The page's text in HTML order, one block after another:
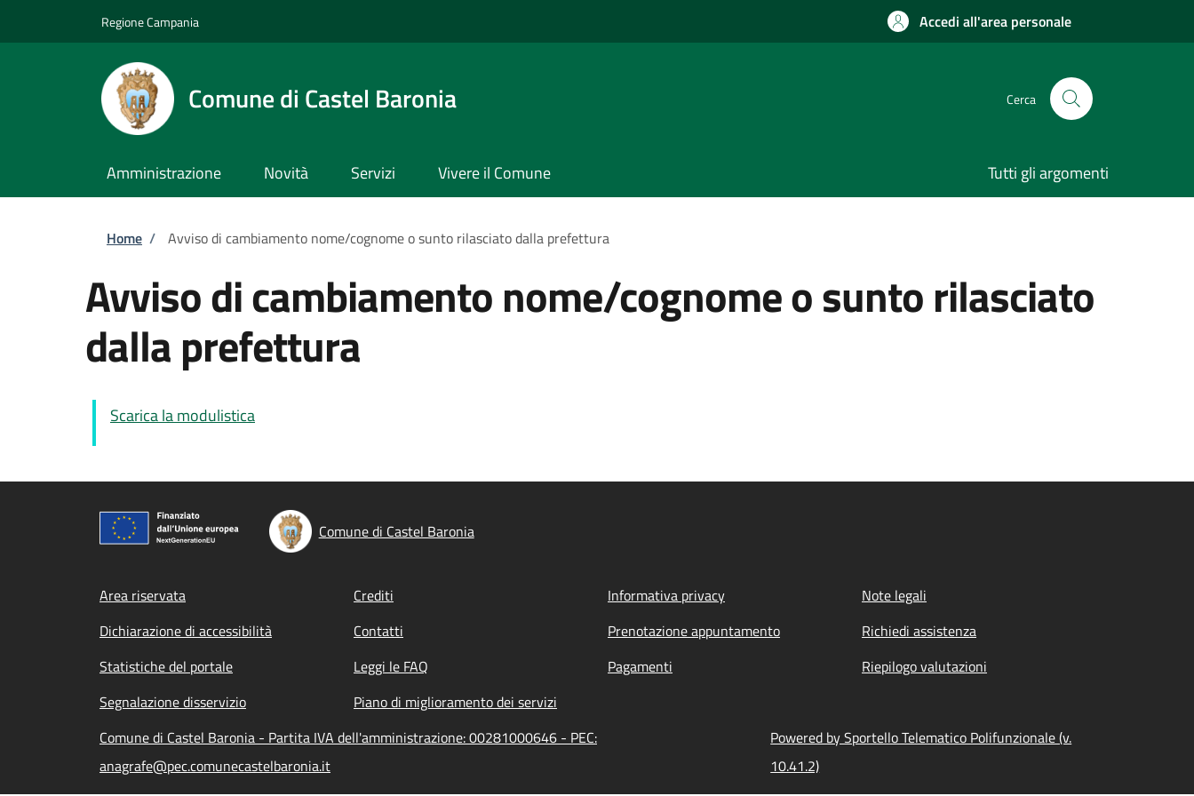
Regione Campania Accedi all'area personale
Comune di Castel Baronia Cerca
Amministrazione Novità Servizi Vivere il Comune Tutti gli argomenti
Briciole di pane
Home / Avviso di cambiamento nome/cognome o sunto rilasciato dalla prefettura
Avviso di cambiamento nome/cognome o sunto rilasciato
dalla prefettura
Scarica la modulistica
Comune di Castel Baronia
Footer menu
Area riservata Crediti Informativa privacy
Note legali
Dichiarazione di accessibilità
Contatti Prenotazione appuntamento
Richiedi assistenza
Statistiche del portale
Leggi le FAQ Pagamenti
Riepilogo valutazioni
Segnalazione disservizio
Piano di miglioramento dei servizi
Comune di Castel Baronia - Partita IVA dell'amministrazione: 00281000646 - PEC:
anagrafe@pec.comunecastelbaronia.it
Powered by Sportello Telematico Polifunzionale (v.
10.41.2)